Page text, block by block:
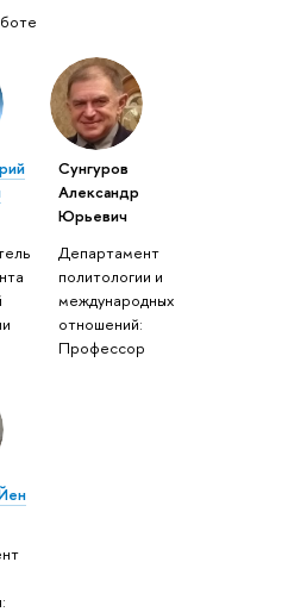
Сунгуров
Александр
Юрьевич
Департамент
политологии и
международных
отношений:
Профессор